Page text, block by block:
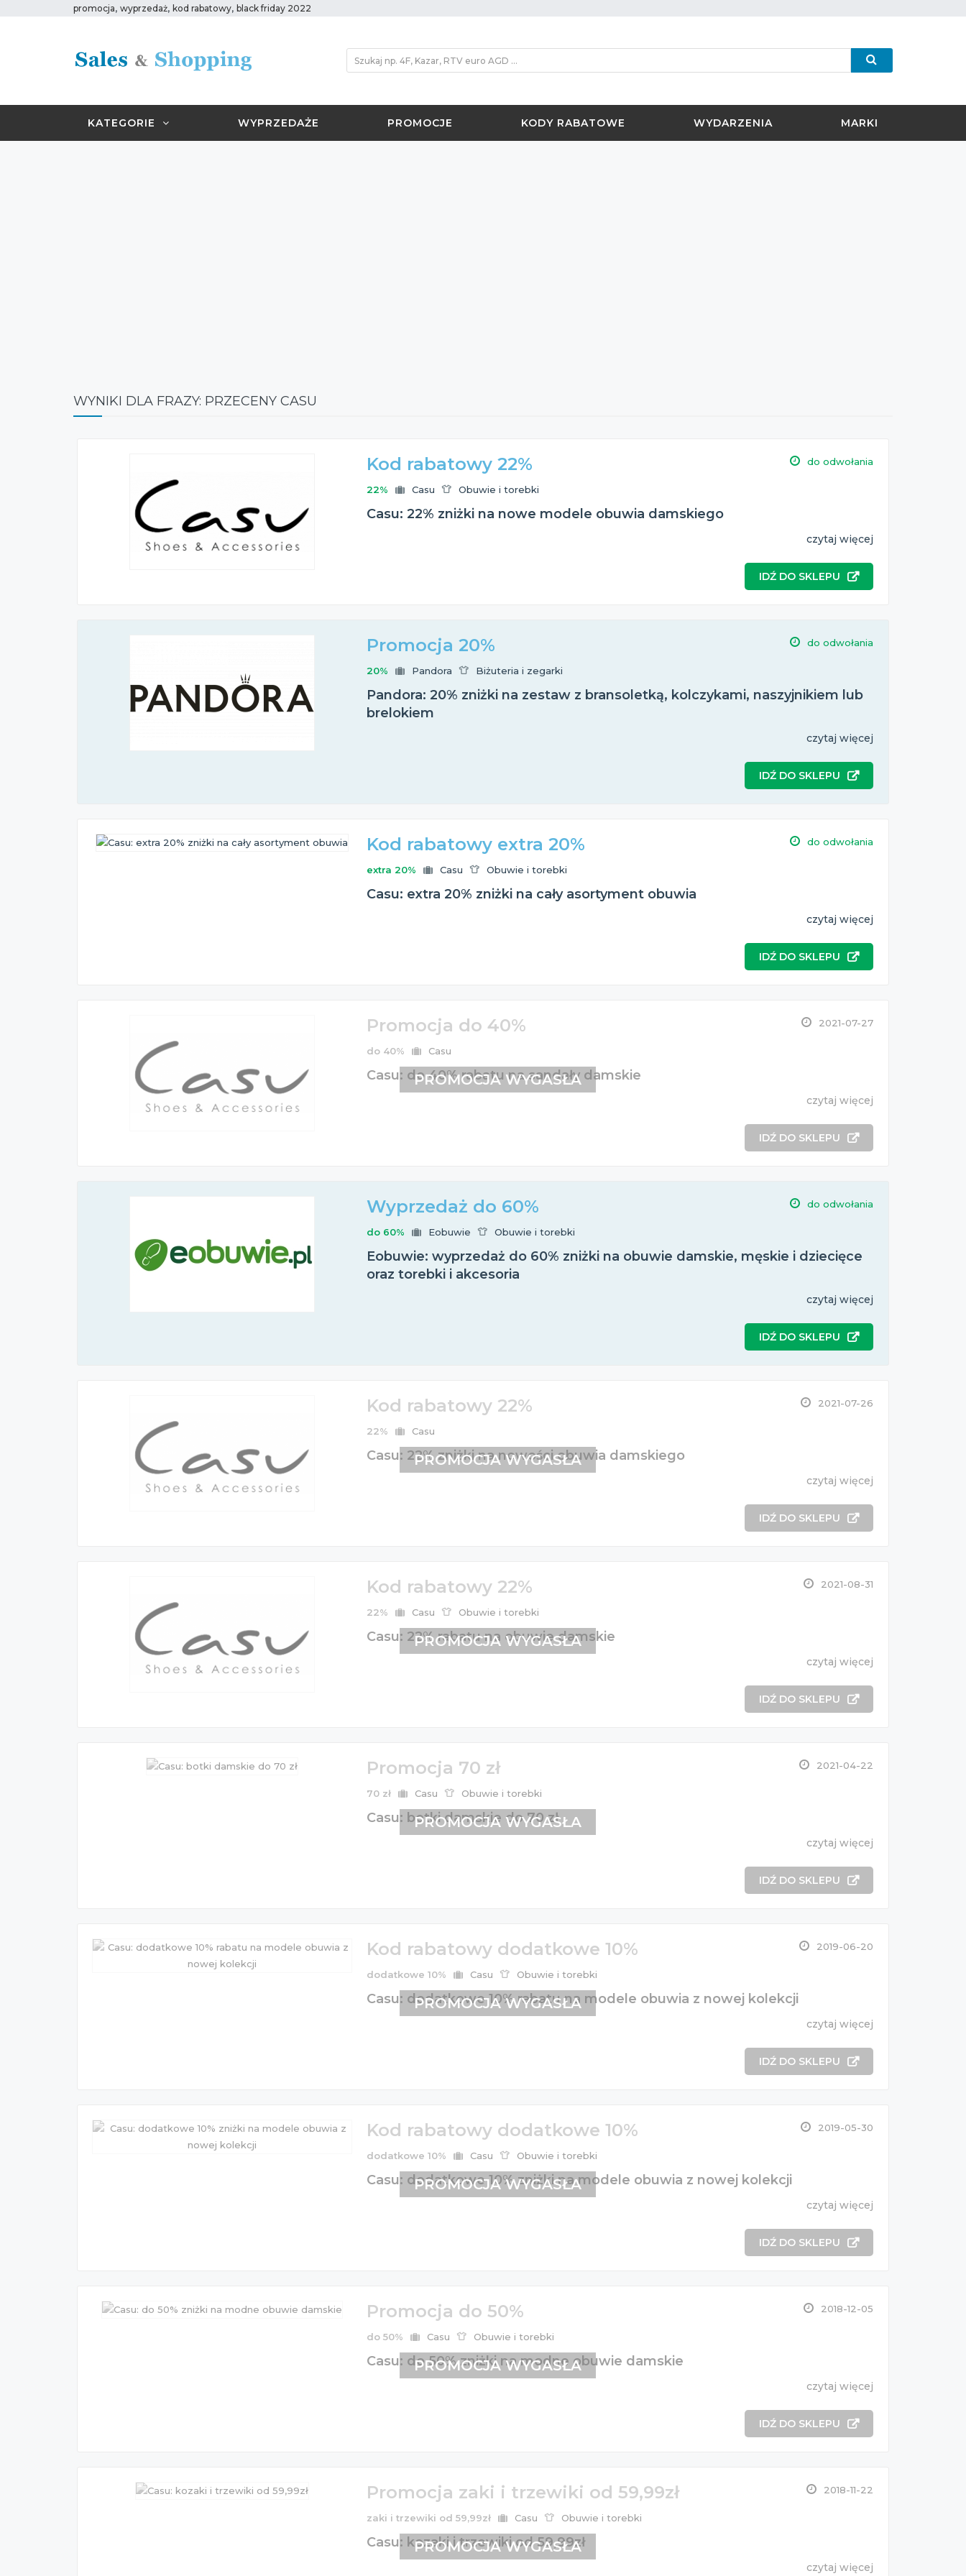
promocja, wyprzedaż, kod rabatowy, black friday 2022
KATEGORIE WYPRZEDAŻE PROMOCJE KODY RABATOWE WYDARZENIA MARKI
WYNIKI DLA FRAZY: PRZECENY CASU
Kod rabatowy 22% do odwołania
22% Casu Obuwie i torebki
Casu: 22% zniżki na nowe modele obuwia damskiego
czytaj więcej
IDŹ DO SKLEPU
Promocja 20% do odwołania
20% Pandora Biżuteria i zegarki
Pandora: 20% zniżki na zestaw z bransoletką, kolczykami, naszyjnikiem lub
brelokiem
czytaj więcej
IDŹ DO SKLEPU
Kod rabatowy extra 20% do odwołania
extra 20% Casu Obuwie i torebki
Casu: extra 20% zniżki na cały asortyment obuwia
czytaj więcej
IDŹ DO SKLEPU
Promocja do 40% 2021-07-27
do 40% Casu
Casu: do 40% rabatu na sandały damskie
czytaj więcej
IDŹ DO SKLEPU
PROMOCJA WYGASŁA
Wyprzedaż do 60% do odwołania
do 60% Eobuwie Obuwie i torebki
Eobuwie: wyprzedaż do 60% zniżki na obuwie damskie, męskie i dziecięce
oraz torebki i akcesoria
czytaj więcej
IDŹ DO SKLEPU
Kod rabatowy 22% 2021-07-26
22% Casu
Casu: 22% zniżki na nowości obuwia damskiego
czytaj więcej
IDŹ DO SKLEPU
PROMOCJA WYGASŁA
Kod rabatowy 22% 2021-08-31
22% Casu Obuwie i torebki
Casu: 22% rabatu na obuwie damskie
czytaj więcej
IDŹ DO SKLEPU
PROMOCJA WYGASŁA
Promocja 70 zł 2021-04-22
70 zł Casu Obuwie i torebki
Casu: botki damskie do 70 zł
czytaj więcej
IDŹ DO SKLEPU
PROMOCJA WYGASŁA
Kod rabatowy dodatkowe 10% 2019-06-20
dodatkowe 10% Casu Obuwie i torebki
Casu: dodatkowe 10% rabatu na modele obuwia z nowej kolekcji
czytaj więcej
IDŹ DO SKLEPU
PROMOCJA WYGASŁA
Kod rabatowy dodatkowe 10% 2019-05-30
dodatkowe 10% Casu Obuwie i torebki
Casu: dodatkowe 10% zniżki na modele obuwia z nowej kolekcji
czytaj więcej
IDŹ DO SKLEPU
PROMOCJA WYGASŁA
Promocja do 50% 2018-12-05
do 50% Casu Obuwie i torebki
Casu: do 50% zniżki na modne obuwie damskie
czytaj więcej
IDŹ DO SKLEPU
PROMOCJA WYGASŁA
Promocja zaki i trzewiki od 59,99zł 2018-11-22
zaki i trzewiki od 59,99zł Casu Obuwie i torebki
Casu: kozaki i trzewiki od 59,99zł
czytaj więcej
PROMOCJA WYGASŁA